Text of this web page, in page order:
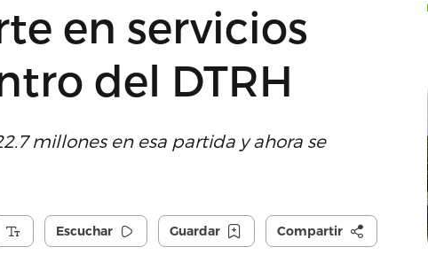
en servicios
del DTRH
millones en esa partida y ahora se
Escuchar Guardar Compartir